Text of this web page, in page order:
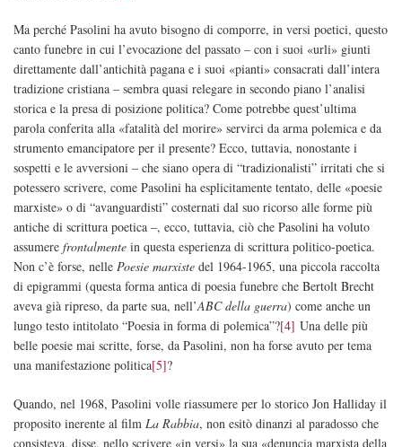
Ma perché Pasolini ha avuto bisogno di comporre, in versi poetici, questo
canto funebre in cui l’evocazione del passato – con i suoi «urli» giunti
direttamente dall’antichità pagana e i suoi «pianti» consacrati dall’intera
tradizione cristiana – sembra quasi relegare in secondo piano l’analisi
storica e la presa di posizione politica? Come potrebbe quest’ultima
parola conferita alla «fatalità del morire» servirci da arma polemica e da
strumento emancipatore per il presente? Ecco, tuttavia, nonostante i
sospetti e le avversioni – che siano opera di “tradizionalisti” irritati che si
potessero scrivere, come Pasolini ha esplicitamente tentato, delle «poesie
marxiste» o di “avanguardisti” costernati dal suo ricorso alle forme più
antiche di scrittura poetica –, ecco, tuttavia, ciò che Pasolini ha voluto
assumere frontalmente in questa esperienza di scrittura politico-poetica.
Non c’è forse, nelle Poesie marxiste del 1964-1965, una piccola raccolta
di epigrammi (questa forma antica di poesia funebre che Bertolt Brecht
aveva già ripreso, da parte sua, nell’ABC della guerra) come anche un
lungo testo intitolato “Poesia in forma di polemica”?[4] Una delle più
belle poesie mai scritte, forse, da Pasolini, non ha forse avuto per tema
una manifestazione politica[5]?
Quando, nel 1968, Pasolini volle riassumere per lo storico Jon Halliday il
proposito inerente al film La Rabbia, non esitò dinanzi al paradosso che
consisteva, disse, nello scrivere «in versi» la sua «denuncia marxista della